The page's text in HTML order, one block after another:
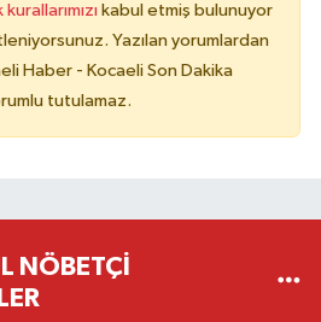
kabul etmiş bulunuyor
Yazılan yorumlardan
Haber - Kocaeli Son Dakika
tutulamaz.
NÖBETÇI